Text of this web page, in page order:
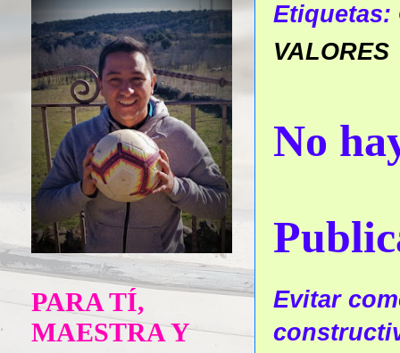
Etiquetas:
VALORES
No
Evitar
PARA TÍ,
MAESTRA Y